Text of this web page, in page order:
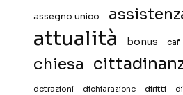
assegno unico
attualità bonus caf
chiesa
detrazioni dichiarazione diritti